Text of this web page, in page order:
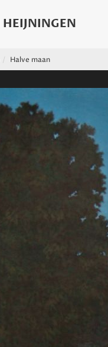
Halve maan